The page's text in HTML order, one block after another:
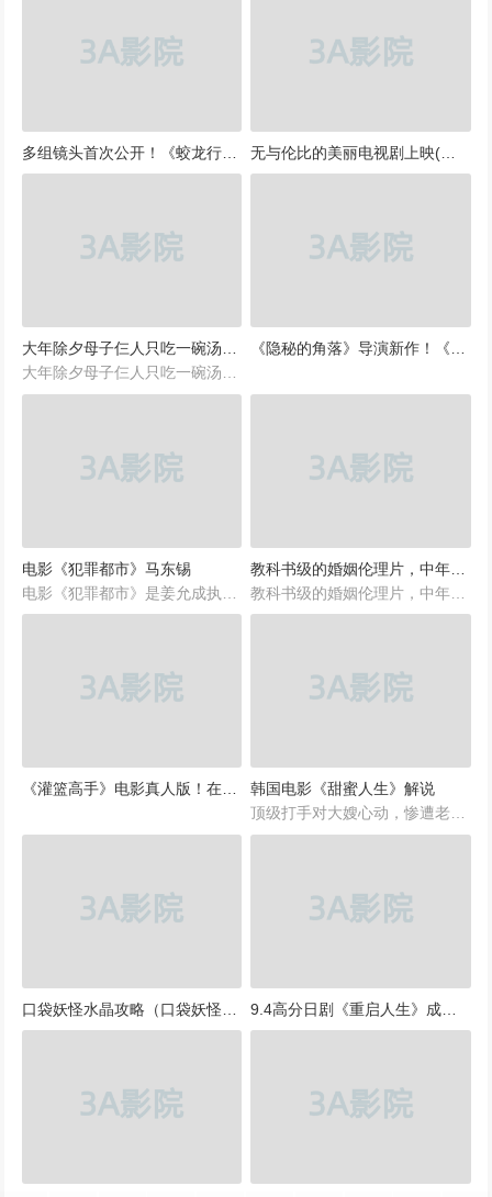
多组镜头首次公开！《蛟龙行动》来了！
大年除夕母子仨人只吃一碗汤面，结局令数亿网民泪奔
大年除夕母子仨人只吃一碗汤面，结局令数亿网民泪奔
《隐秘的角落》导演新作！《漫长的季节》口碑大爆！演技超群！搞笑生活化！
电影《犯罪都市》马东锡
《灌篮高手》电影真人版！在线观看
韩国电影《甜蜜人生》解说
顶级打手对大嫂心动，惨遭老大活埋，死里逃生后疯狂复仇，犯罪片。《甜蜜人生》是由金知云执导兼编剧，由李秉宪，金荣哲，申敏儿等演员主演的韩国黑帮题材的作品。